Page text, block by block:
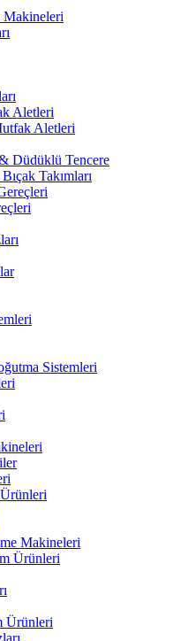
Makineleri
Aletleri
Aletleri
Düdüklü Tencere
Takımları
Sistemleri
Makineleri
Ürünleri
Ürünleri